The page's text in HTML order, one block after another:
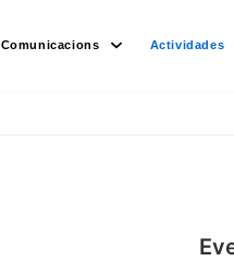
Comunicacions Actividades